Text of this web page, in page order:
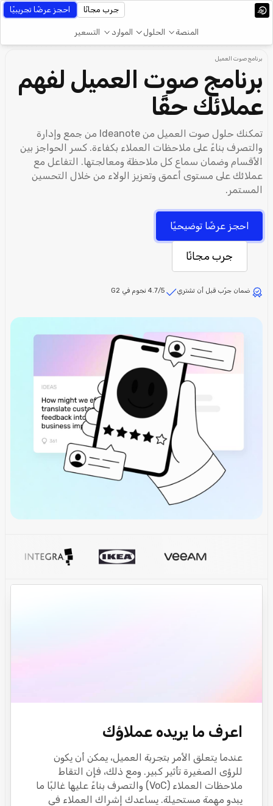
المنصة الحلول الموارد التسعير
جرب مجانًا احجز عرضًا تجريبيًا
برنامج صوت العميل
برنامج صوت العميل لفهم
عملائك حقًا
تمكنك حلول صوت العميل من Ideanote من جمع وإدارة
والتصرف بناءً على ملاحظات العملاء بكفاءة. كسر الحواجز بين
الأقسام وضمان سماع كل ملاحظة ومعالجتها. التفاعل مع
عملائك على مستوى أعمق وتعزيز الولاء من خلال التحسين
المستمر.
احجز عرضًا توضيحيًا
جرب مجانًا
ضمان جرّب قبل أن تشتري 4.7/5 نجوم في G2
اعرف ما يريده عملاؤك
عندما يتعلق الأمر بتجربة العميل، يمكن أن يكون
للرؤى الصغيرة تأثير كبير. ومع ذلك، فإن التقاط
ملاحظات العملاء (VoC) والتصرف بناءً عليها غالبًا ما
يبدو مهمة مستحيلة. يساعدك إشراك العملاء في